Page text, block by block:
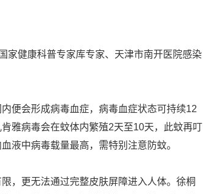
家健康科普专家库专家、天津市南开医院感染
便会形成病毒血症，病毒血症状态可持续12
雅病毒会在蚊体内繁殖2天至10天，此蚊再叮
液中病毒载量最高，需特别注意防蚊。
，更无法通过完整皮肤屏障进入人体。徐桐